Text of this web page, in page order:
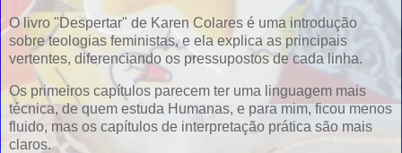
O livro "Despertar" de Karen Colares é uma introdução
sobre teologias feministas, e ela explica as principais
vertentes, diferenciando os pressupostos de cada linha.
Os primeiros capítulos parecem ter uma linguagem mais
técnica, de quem estuda Humanas, e para mim, ficou menos
fluido, mas os capítulos de interpretação prática são mais
claros.